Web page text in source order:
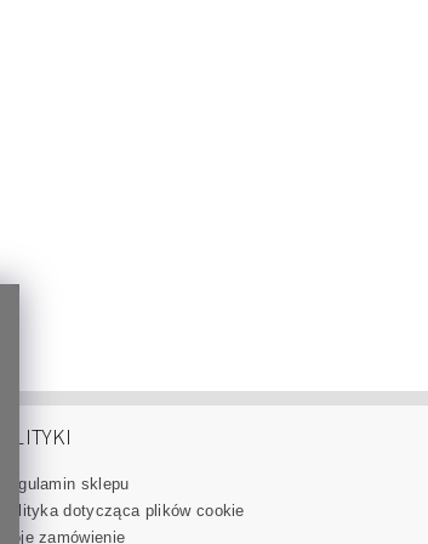
POLITYKI
Regulamin sklepu
Polityka dotycząca plików cookie
Moje zamówienie